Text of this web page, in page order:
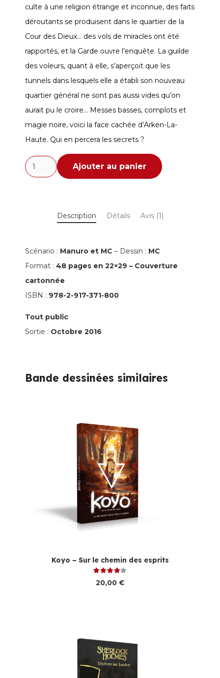
culte à une religion étrange et inconnue, des faits
déroutants se produisent dans le quartier de la
Cour des Dieux… des vols de miracles ont été
rapportés, et la Garde ouvre l’enquête. La guilde
des voleurs, quant à elle, s’aperçoit que les
tunnels dans lesquels elle a établi son nouveau
quartier général ne sont pas aussi vides qu’on
aurait pu le croire… Messes basses, complots et
magie noire, voici la face cachée d’Arken-La-
Haute. Qui en percera les secrets ?
quantité
de
-
Messes
basses
à
Ajouter au panier
Description Détails Avis (1)
Scénario : Manuro et MC – Dessin : MC
Format : 48 pages en 22×29 – Couverture
cartonnée
ISBN : 978-2-917-371-800
Tout public
Sortie : Octobre 2016
Bande dessinées similaires
Koyo – Sur le chemin des esprits
20,00 €